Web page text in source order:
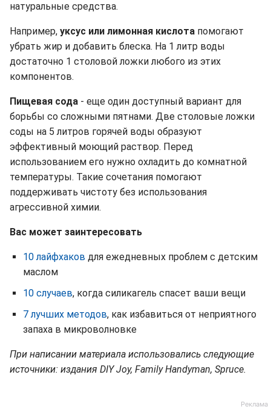
натуральные средства.
Например, уксус или лимонная кислота помогают
убрать жир и добавить блеска. На 1 литр воды
достаточно 1 столовой ложки любого из этих
компонентов.
Пищевая сода - еще один доступный вариант для
борьбы со сложными пятнами. Две столовые ложки
соды на 5 литров горячей воды образуют
эффективный моющий раствор. Перед
использованием его нужно охладить до комнатной
температуры. Такие сочетания помогают
поддерживать чистоту без использования
агрессивной химии.
Вас может заинтересовать
10 лайфхаков для ежедневных проблем с детским
маслом
10 случаев, когда силикагель спасет ваши вещи
7 лучших методов, как избавиться от неприятного
запаха в микроволновке
При написании материала использовались следующие
источники: издания DIY Joy, Family Handyman, Spruce.